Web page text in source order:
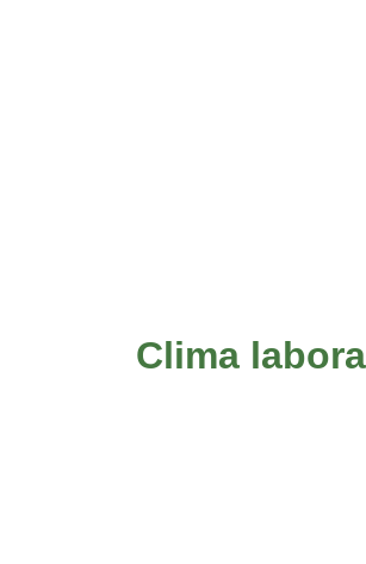
Clima